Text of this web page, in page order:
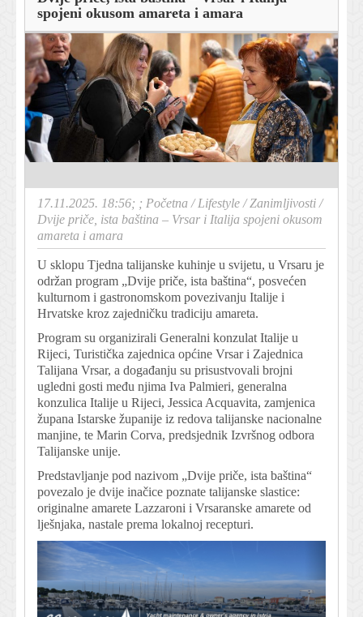
spojeni okusom amareta i amara
17.11.2025. 18:56; ; Početna /Lifestyle /Zanimljivosti /
Dvije priče, ista baština – Vrsar i Italija spojeni okusom
amareta i amara
U sklopu Tjedna talijanske kuhinje u svijetu, u Vrsaru je
održan program „Dvije priče, ista baština“, posvećen
kulturnom i gastronomskom povezivanju Italije i
Hrvatske kroz zajedničku tradiciju amareta.
Program su organizirali Generalni konzulat Italije u
Rijeci, Turistička zajednica općine Vrsar i Zajednica
Talijana Vrsar, a događanju su prisustvovali brojni
ugledni gosti među njima Iva Palmieri, generalna
konzulica Italije u Rijeci, Jessica Acquavita, zamjenica
župana Istarske županije iz redova talijanske nacionalne
manjine, te Marin Corva, predsjednik Izvršnog odbora
Talijanske unije.
Predstavljanje pod nazivom „Dvije priče, ista baština“
povezalo je dvije inačice poznate talijanske slastice:
originalne amarete Lazzaroni i Vrsaranske amarete od
lješnjaka, nastale prema lokalnoj recepturi.